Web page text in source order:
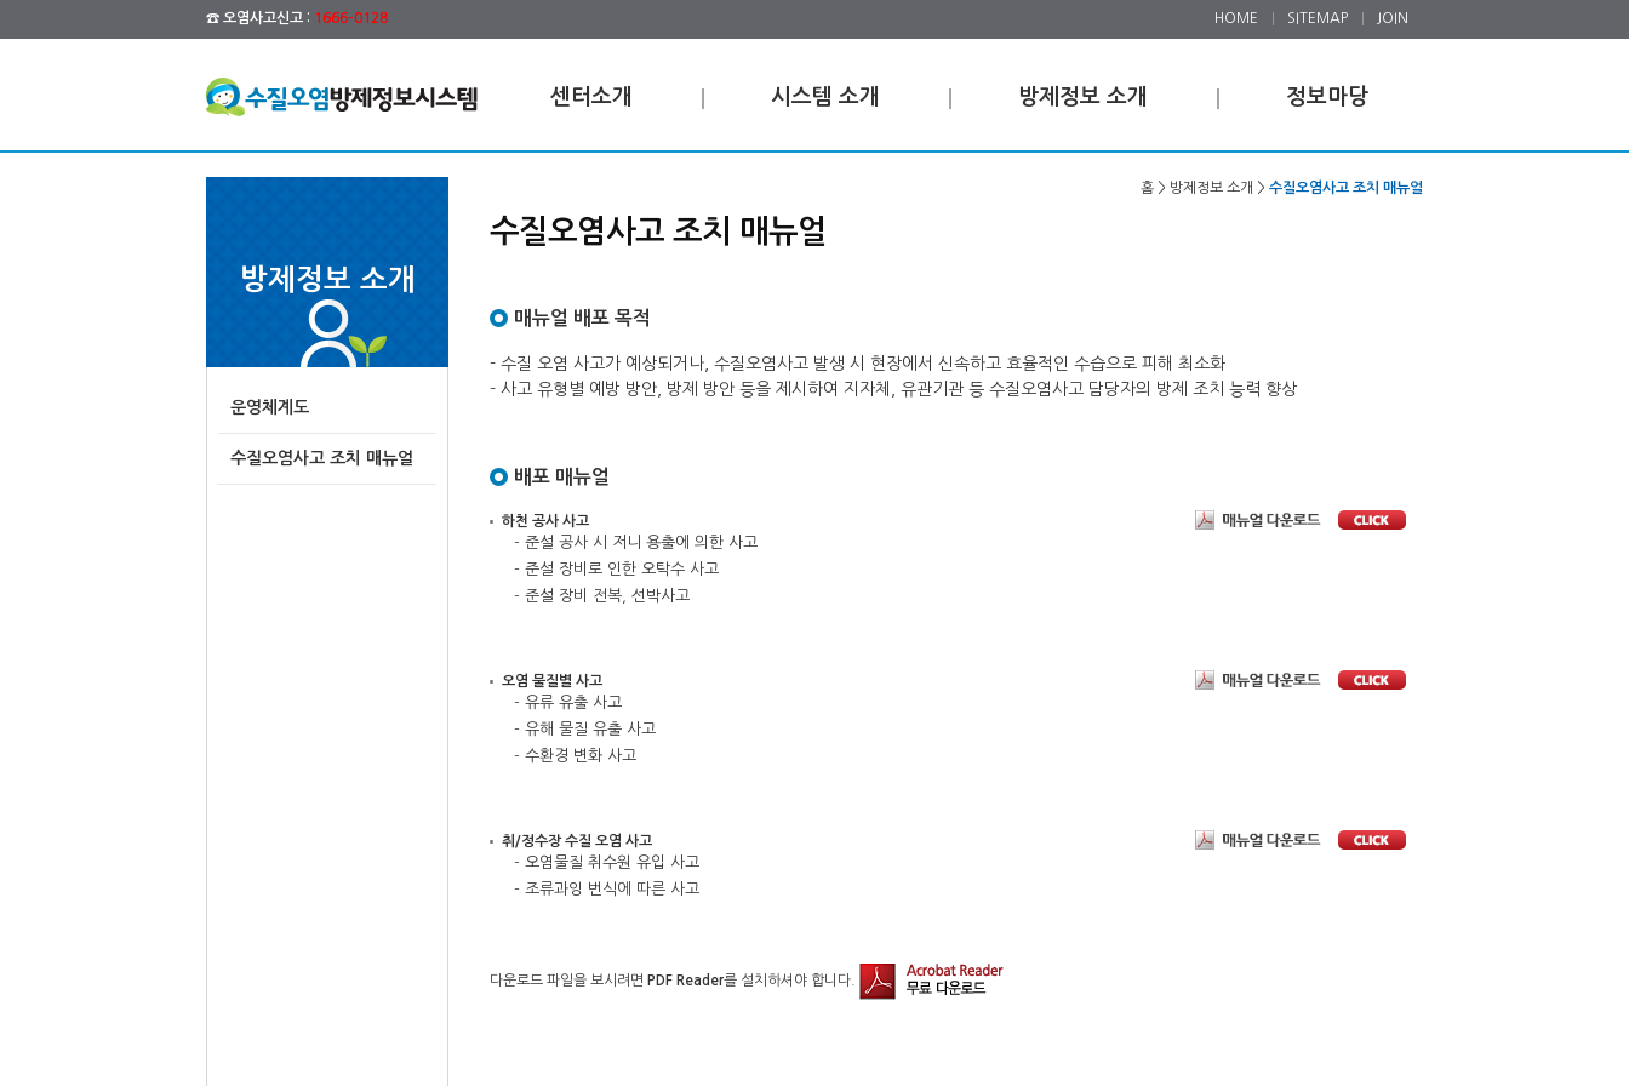
☎ 오염사고신고 : 1666-0128 HOME SITEMAP JOIN
센터소개 시스템 소개 방제정보 소개 정보마당
방제정보 소개
운영체계도
수질오염사고 조치 매뉴얼
홈 > 방제정보 소개 > 수질오염사고 조치 매뉴얼
수질오염사고 조치 매뉴얼
매뉴얼 배포 목적
- 수질 오염 사고가 예상되거나, 수질오염사고 발생 시 현장에서 신속하고 효율적인 수습으로 피해 최소화
- 사고 유형별 예방 방안, 방제 방안 등을 제시하여 지자체, 유관기관 등 수질오염사고 담당자의 방제 조치 능력 향상
배포 매뉴얼
하천 공사 사고
- 준설 공사 시 저니 용출에 의한 사고
- 준설 장비로 인한 오탁수 사고
- 준설 장비 전복, 선박사고
오염 물질별 사고
- 유류 유출 사고
- 유해 물질 유출 사고
- 수환경 변화 사고
취/정수장 수질 오염 사고
- 오염물질 취수원 유입 사고
- 조류과잉 번식에 따른 사고
다운로드 파일을 보시려면 PDF Reader를 설치하셔야 합니다.